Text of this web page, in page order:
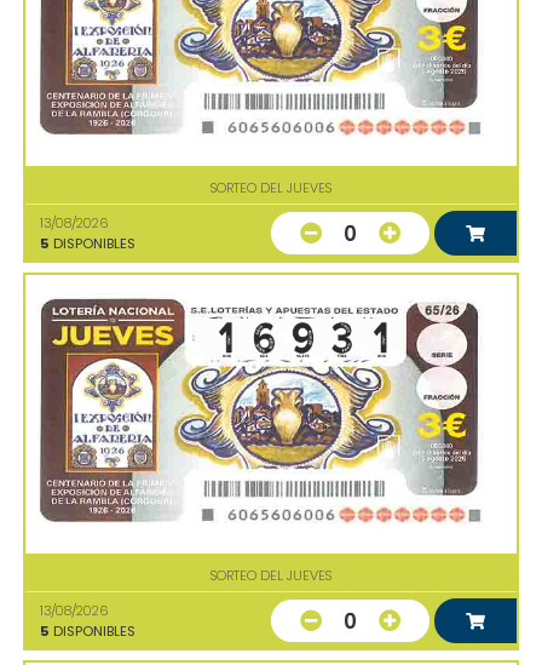
SORTEO DEL JUEVES
13/08/2026
5 DISPONIBLES 0
SORTEO DEL JUEVES
13/08/2026
5 DISPONIBLES 0